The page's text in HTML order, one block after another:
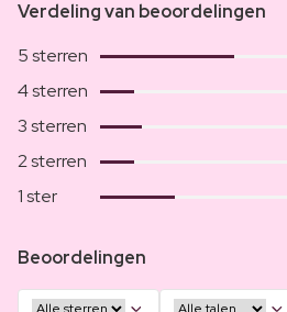
Verdeling van beoordelingen
5 sterren
4 sterren
3 sterren
2 sterren
1 ster
Beoordelingen